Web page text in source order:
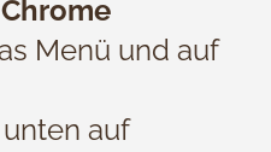
Menü und auf
auf